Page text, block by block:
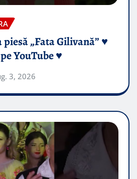
„Fata Gilivană” ♥️
YouTube ♥️
3, 2026